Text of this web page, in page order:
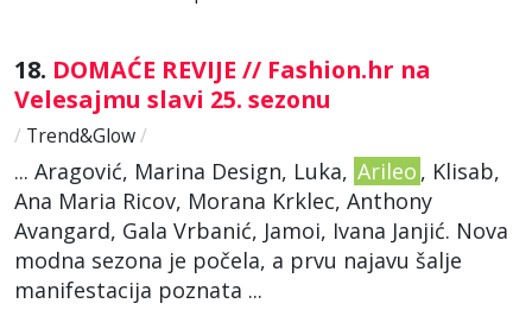
18. DOMAĆE REVIJE // Fashion.hr na
Velesajmu slavi 25. sezonu
/ Trend&Glow/
... Aragović, Marina Design, Luka, Arileo , Klisab,
Ana Maria Ricov, Morana Krklec, Anthony
Avangard, Gala Vrbanić, Jamoi, Ivana Janjić. Nova
modna sezona je počela, a prvu najavu šalje
manifestacija poznata ...